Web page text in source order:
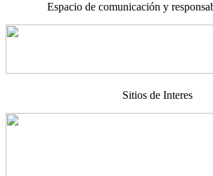
Espacio de comunicación y
Sitios de Interes